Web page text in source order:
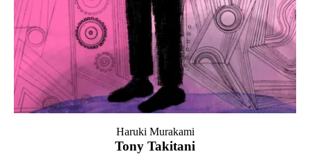
Tony Takitani
Haruki Murakami